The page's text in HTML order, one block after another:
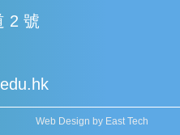
2 號
Web Design by East Tech